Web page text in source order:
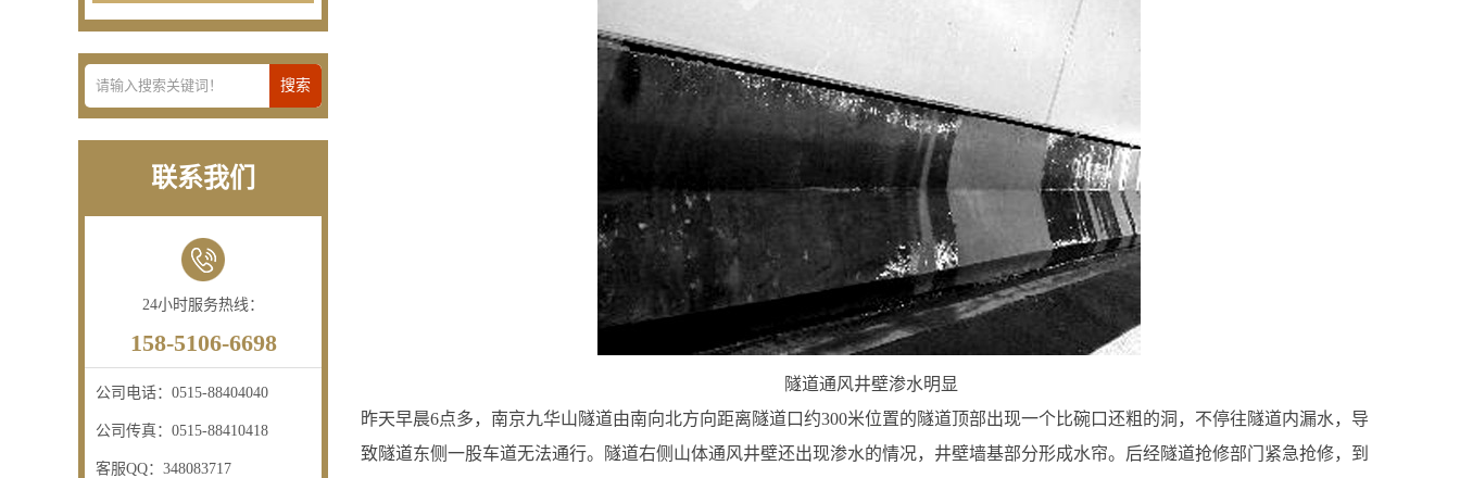
联系我们
24小时服务热线：
158-5106-6698
公司电话： 0515-88404040
公司传真： 0515-88410418
客服QQ： 348083717
隧道通风井壁渗水明显
昨天早晨6点多，南京九华山隧道由南向北方向距离隧道口约300米位置的隧道顶部出现一个比碗口还粗的洞，不停往隧道内漏水，导
致隧道东侧一股车道无法通行。隧道右侧山体通风井壁还出现渗水的情况，井壁墙基部分形成水帘。后经隧道抢修部门紧急抢修，到